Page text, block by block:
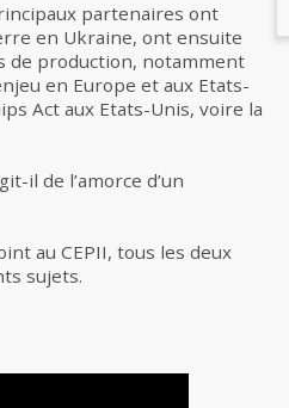
partenaires ont
en Ukraine, ont ensuite
de production, notamment
en Europe et aux Etats-
Act aux Etats-Unis, voire la
il de l’amorce d’un
au CEPII, tous les deux
sujets.